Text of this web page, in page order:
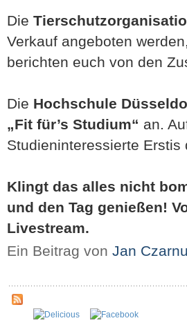
Die
Verkauf angeboten
berichten euch von den
Die Hochschule
„Fit für’s Studium“ an.
Studieninteressierte Erstis
Klingt das alles nicht
und den Tag genießen!
Livestream.
Ein Beitrag von Jan